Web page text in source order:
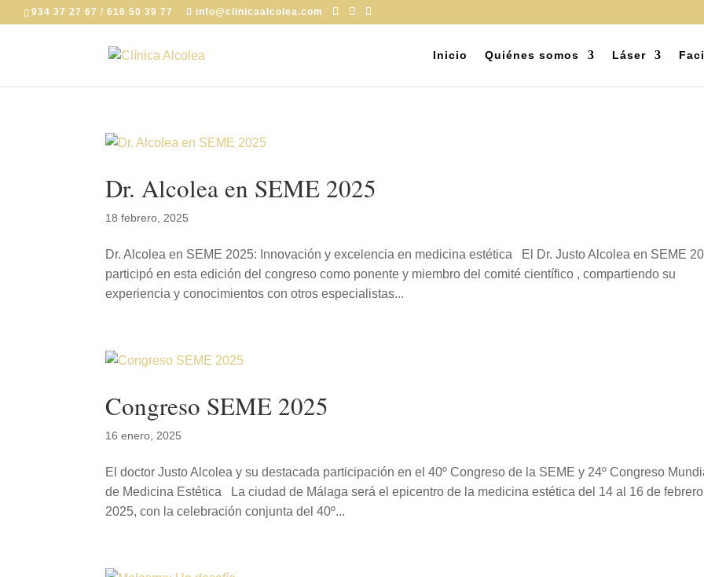
934 37 27 67 / 616 50 39 77 info@clinicaalcolea.com
Inicio Quiénes somos Láser
Dr. Alcolea en SEME 2025
18 febrero, 2025
Dr. Alcolea en SEME 2025: Innovación y excelencia en medicina estética El Dr. Justo Alcolea en SEME
participó en esta edición del congreso como ponente y miembro del comité científico , compartiendo su
experiencia y conocimientos con otros especialistas...
Congreso SEME 2025
16 enero, 2025
El doctor Justo Alcolea y su destacada participación en el 40º Congreso de la SEME y 24º Congreso
de Medicina Estética La ciudad de Málaga será el epicentro de la medicina estética del 14 al 16 de
2025, con la celebración conjunta del 40º...